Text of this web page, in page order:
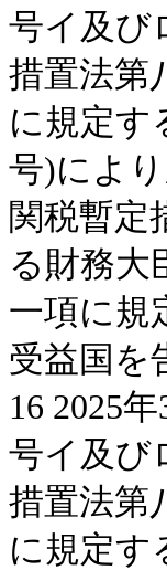
号イ及び
措置法第
に規定す
号)によ
関税暫定
る財務大
一項に規
受益国を
16 2025
号イ及び
措置法第
に規定す